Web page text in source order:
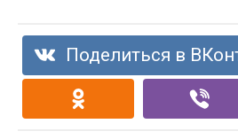
Поделиться в